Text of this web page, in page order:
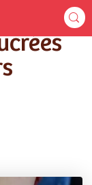
48 petits fours